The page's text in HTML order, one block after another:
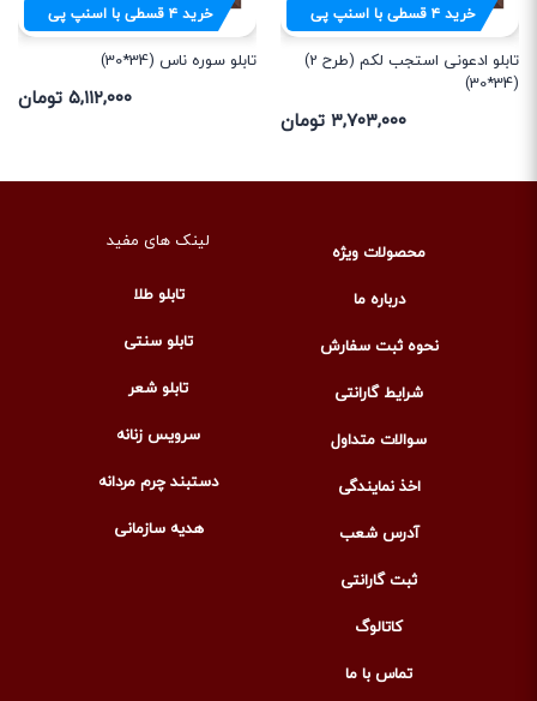
خرید۴قسطی با اسنپ پی
تابلو ادعونی استجب لکم (طرح 2)
(34*30)
۳,۷۰۳,۰۰۰ تومان
خرید۴قسطی با اسنپ پی
تابلو سوره ناس (34*30)
۵,۱۱۲,۰۰۰ تومان
محصولات ویژه
درباره ما
نحوه ثبت سفارش
شرایط گارانتی
سوالات متداول
اخذ نمایندگی
آدرس شعب
ثبت گارانتی
کاتالوگ
تماس با ما
لینک های مفید
تابلو طلا
تابلو سنتی
تابلو شعر
سرویس زنانه
دستبند چرم مردانه
هدیه سازمانی